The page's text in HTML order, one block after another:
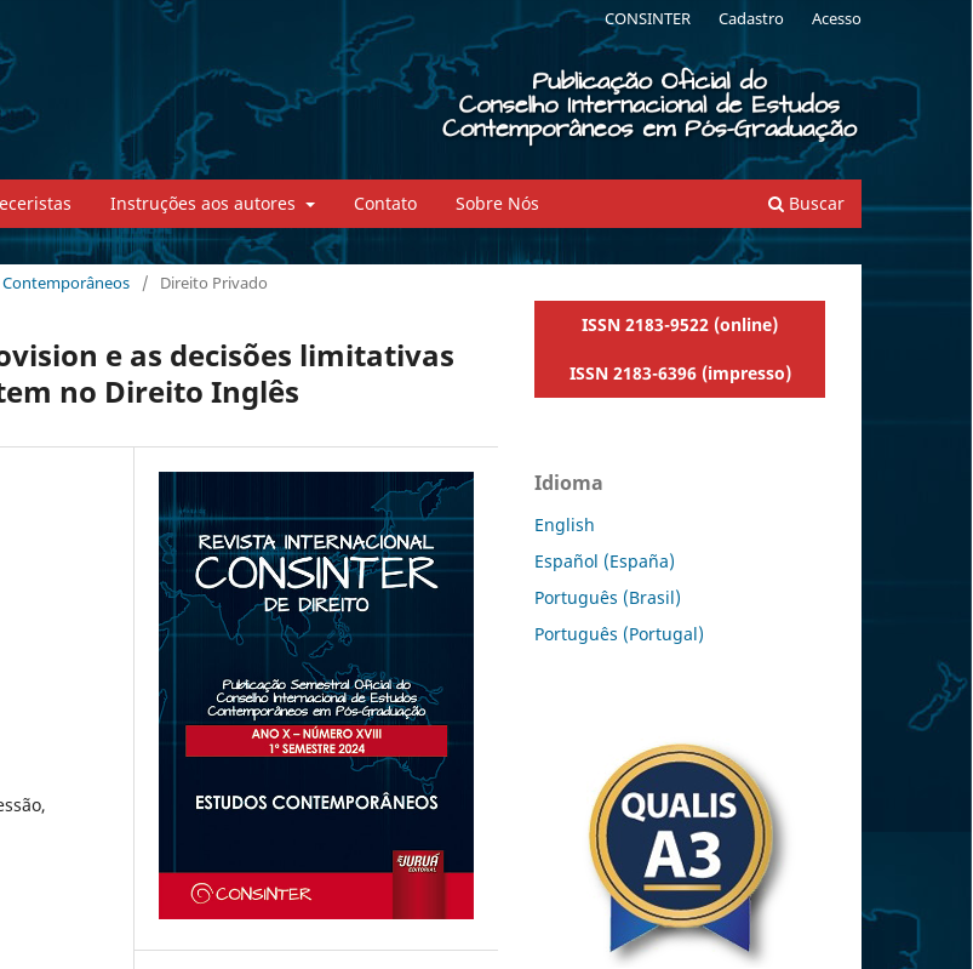
Instruções aos autores Contato Sobre Nós Buscar
CONSINTER Cadastro Acesso
Contemporâneos / Direito Privado
e as decisões limitativas
no Direito Inglês
ISSN 2183-9522 (online)
ISSN 2183-6396 (impresso)
Idioma
English
Español (España)
Português (Brasil)
Português (Portugal)